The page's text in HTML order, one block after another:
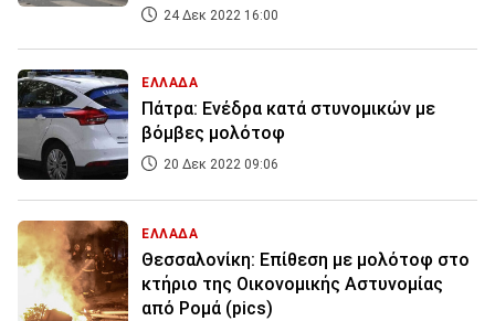
24 Δεκ 2022 16:00
ΕΛΛΑΔΑ
Πάτρα: Ενέδρα κατά στυνομικών με
βόμβες μολότοφ
20 Δεκ 2022 09:06
ΕΛΛΑΔΑ
Θεσσαλονίκη: Επίθεση με μολότοφ στο
κτήριο της Οικονομικής Αστυνομίας
από Ρομά (pics)